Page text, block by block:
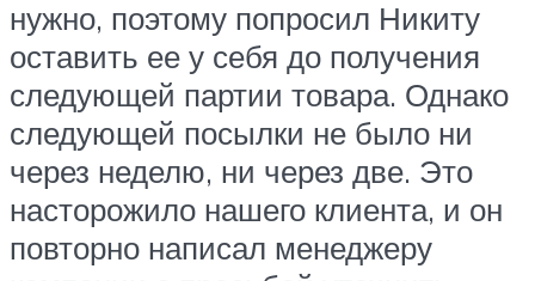
нужно, поэтому попросил Никиту
оставить ее у себя до получения
следующей партии товара. Однако
следующей посылки не было ни
через неделю, ни через две. Это
насторожило нашего клиента, и он
повторно написал менеджеру